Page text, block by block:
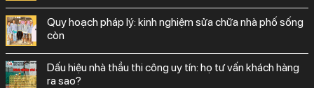
quy hoạch pháp lý: kinh nghiệm sửa chữa nhà phố sống
còn
dấu hiệu nhà thầu thi công uy tín: họ tư vấn khách hàng
ra sao?